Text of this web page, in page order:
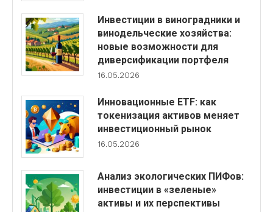
Инвестиции в виноградники и
винодельческие хозяйства:
новые возможности для
диверсификации портфеля
16.05.2026
Инновационные ETF: как
токенизация активов меняет
инвестиционный рынок
16.05.2026
Анализ экологических ПИФов:
инвестиции в «зеленые»
активы и их перспективы